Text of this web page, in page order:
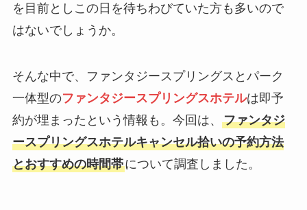
を目前としこの日を待ちわびていた方も多いので
はないでしょうか。
そんな中で、ファンタジースプリングスとパーク
一体型のファンタジースプリングスホテルは即予
約が埋まったという情報も。今回は、 ファンタジ
ースプリングスホテルキャンセル拾いの予約方法
とおすすめの時間帯について調査しました。